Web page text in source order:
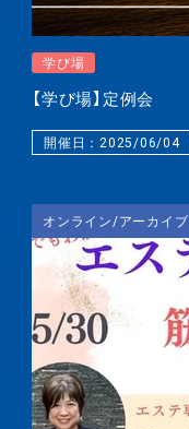
学び場
【学び場】定例会
開催日：2025/06/04
オンライン/アーカイブ